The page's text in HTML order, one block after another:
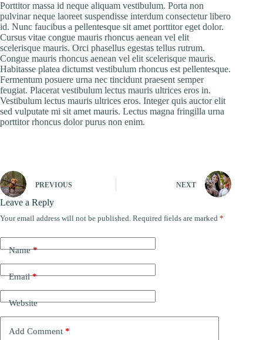
Porttitor massa id neque aliquam vestibulum. Porta non
pulvinar neque laoreet suspendisse interdum consectetur libero
id. Nunc faucibus a pellentesque sit amet porttitor eget dolor.
Cursus vitae congue mauris rhoncus aenean vel elit
scelerisque mauris. Orci phasellus egestas tellus rutrum.
Congue mauris rhoncus aenean vel elit scelerisque mauris.
Habitasse platea dictumst vestibulum rhoncus est pellentesque.
Fermentum posuere urna nec tincidunt praesent semper
feugiat. Placerat vestibulum lectus mauris ultrices eros in.
Vestibulum lectus mauris ultrices eros. Integer quis auctor elit
sed vulputate mi sit amet mauris. Lectus magna fringilla urna
porttitor rhoncus dolor purus non enim.
PREVIOUS NEXT
Leave a Reply
Your email address will not be published. Required fields are marked *
Name*
Email*
Website
Add Comment *